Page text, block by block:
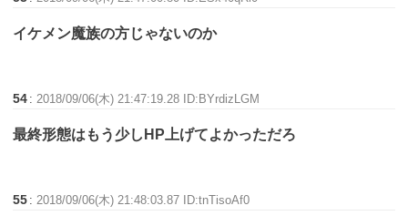
イケメン魔族の方じゃないのか
54 : 2018/09/06(木) 21:47:19.28 ID:BYrdizLGM
最終形態はもう少しHP上げてよかっただろ
55 : 2018/09/06(木) 21:48:03.87 ID:tnTisoAf0